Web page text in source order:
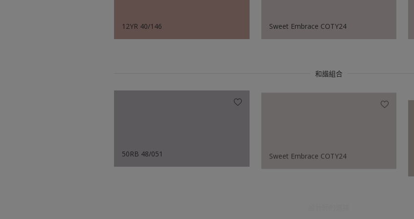
12YR 40/146 Sweet Embrace COTY24
和諧組合
50RB 48/051 Sweet Embrace COTY24